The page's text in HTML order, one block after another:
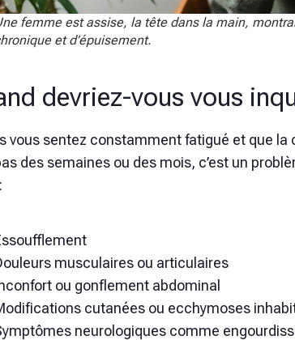
femme est assise, la tête dans la main,
et d’épuisement.
devriez-vous vous
vous sentez constamment fatigué et que la
des semaines ou des mois, c’est un
musculaires ou articulaires
ou gonflement abdominal
cutanées ou ecchymoses
neurologiques comme